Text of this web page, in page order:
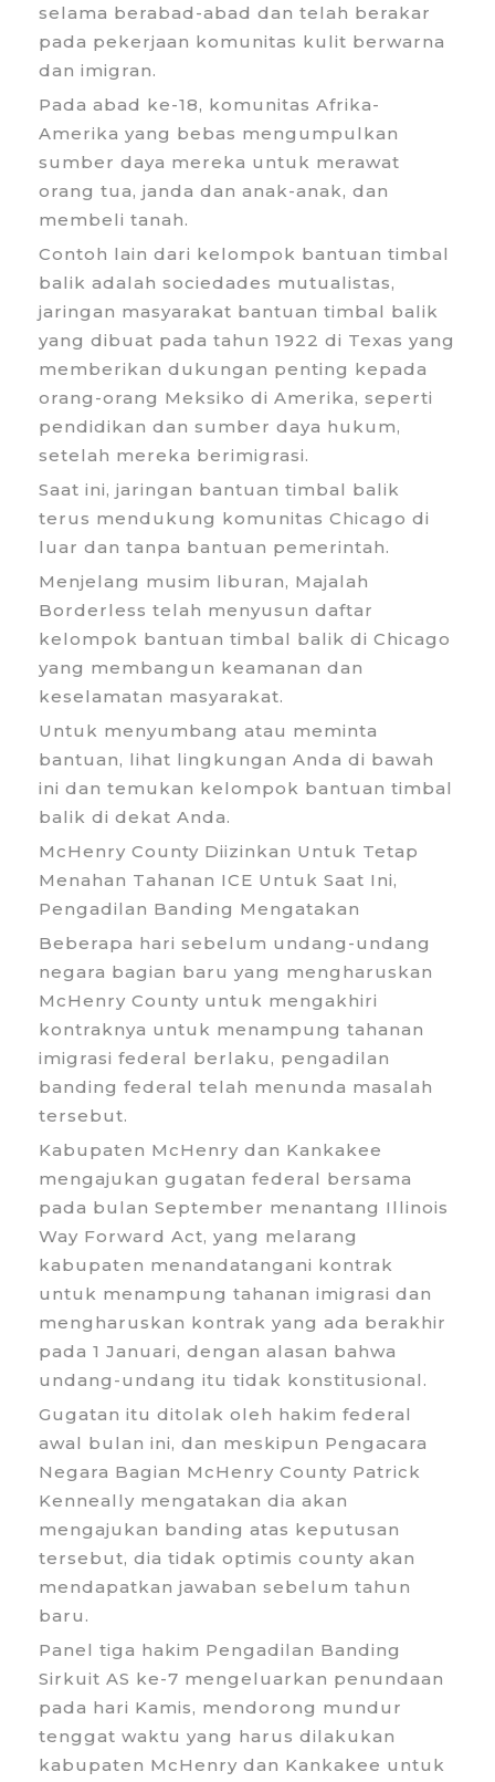
selama berabad-abad dan telah berakar
pada pekerjaan komunitas kulit berwarna
dan imigran.
Pada abad ke-18, komunitas Afrika-
Amerika yang bebas mengumpulkan
sumber daya mereka untuk merawat
orang tua, janda dan anak-anak, dan
membeli tanah.
Contoh lain dari kelompok bantuan timbal
balik adalah sociedades mutualistas,
jaringan masyarakat bantuan timbal balik
yang dibuat pada tahun 1922 di Texas yang
memberikan dukungan penting kepada
orang-orang Meksiko di Amerika, seperti
pendidikan dan sumber daya hukum,
setelah mereka berimigrasi.
Saat ini, jaringan bantuan timbal balik
terus mendukung komunitas Chicago di
luar dan tanpa bantuan pemerintah.
Menjelang musim liburan, Majalah
Borderless telah menyusun daftar
kelompok bantuan timbal balik di Chicago
yang membangun keamanan dan
keselamatan masyarakat.
Untuk menyumbang atau meminta
bantuan, lihat lingkungan Anda di bawah
ini dan temukan kelompok bantuan timbal
balik di dekat Anda.
McHenry County Diizinkan Untuk Tetap
Menahan Tahanan ICE Untuk Saat Ini,
Pengadilan Banding Mengatakan
Beberapa hari sebelum undang-undang
negara bagian baru yang mengharuskan
McHenry County untuk mengakhiri
kontraknya untuk menampung tahanan
imigrasi federal berlaku, pengadilan
banding federal telah menunda masalah
tersebut.
Kabupaten McHenry dan Kankakee
mengajukan gugatan federal bersama
pada bulan September menantang Illinois
Way Forward Act, yang melarang
kabupaten menandatangani kontrak
untuk menampung tahanan imigrasi dan
mengharuskan kontrak yang ada berakhir
pada 1 Januari, dengan alasan bahwa
undang-undang itu tidak konstitusional.
Gugatan itu ditolak oleh hakim federal
awal bulan ini, dan meskipun Pengacara
Negara Bagian McHenry County Patrick
Kenneally mengatakan dia akan
mengajukan banding atas keputusan
tersebut, dia tidak optimis county akan
mendapatkan jawaban sebelum tahun
baru.
Panel tiga hakim Pengadilan Banding
Sirkuit AS ke-7 mengeluarkan penundaan
pada hari Kamis, mendorong mundur
tenggat waktu yang harus dilakukan
kabupaten McHenry dan Kankakee untuk